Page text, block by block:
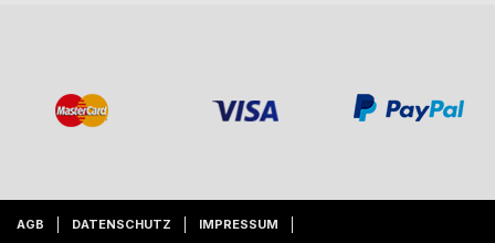
AGB DATENSCHUTZ IMPRESSUM